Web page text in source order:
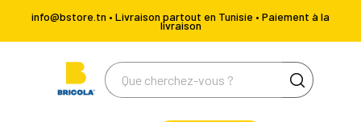
info@bstore.tn • Livraison partout en Tunisie • Paiement à la
livraison